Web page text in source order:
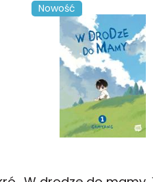
Nowość